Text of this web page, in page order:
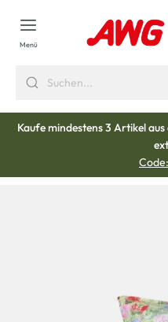
springen
Menü
Kaufe mindestens 3 Artikel aus
Code: